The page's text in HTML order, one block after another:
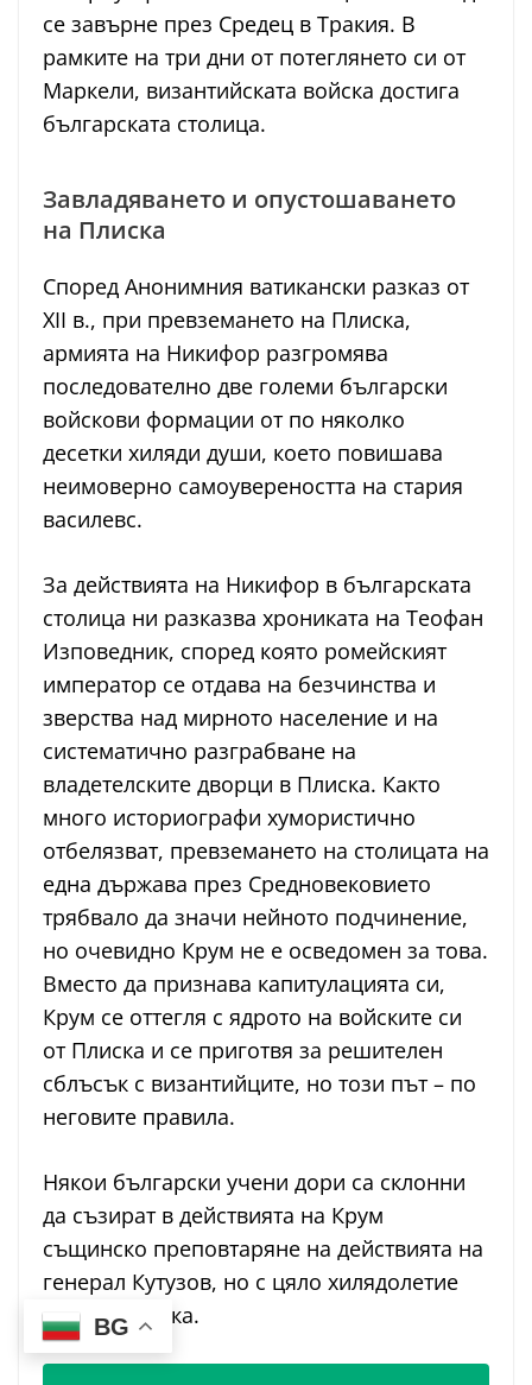
се завърне през Средец в Тракия. В
рамките на три дни от потеглянето си от
Маркели, византийската войска достига
българската столица.
Завладяването и опустошаването
на Плиска
Според Анонимния ватикански разказ от
XII в., при превземането на Плиска,
армията на Никифор разгромява
последователно две големи български
войскови формации от по няколко
десетки хиляди души, което повишава
неимоверно самоувереността на стария
василевс.
За действията на Никифор в българската
столица ни разказва хрониката на Теофан
Изповедник, според която ромейският
император се отдава на безчинства и
зверства над мирното население и на
систематично разграбване на
владетелските дворци в Плиска. Както
много историографи хумористично
отбелязват, превземането на столицата на
една държава през Средновековието
трябвало да значи нейното подчинение,
но очевидно Крум не е осведомен за това.
Вместо да признава капитулацията си,
Крум се оттегля с ядрото на войските си
от Плиска и се приготвя за решителен
сблъсък с византийците, но този път – по
неговите правила.
Някои български учени дори са склонни
да съзират в действията на Крум
същинско преповтаряне на действията на
генерал Кутузов, но с цяло хилядолетие
преди руснака.
BG